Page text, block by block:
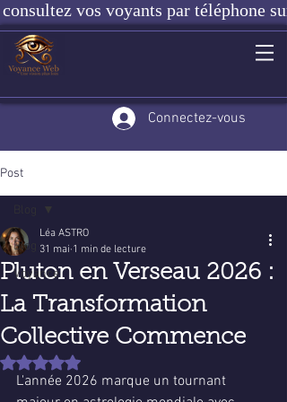
consultez vos voyants par téléphone
Connectez-vous
Post
Blog
Voyance
Pluton en Verseau 2026 :
La Transformation
Collective Commence
Léa ASTRO
31 mai 1 min de lecture
Noté NaN étoiles sur 5.
L'année 2026 marque un tournant